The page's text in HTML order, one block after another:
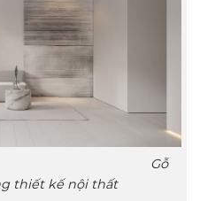
thiết kế nội thất